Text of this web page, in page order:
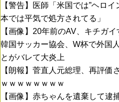
【警告】医師「米国では”ヘロ
本では平気で処方されてる」
【画像】20年前のAV、キチガ
韓国サッカー協会、W杯で外国
とがバレて大炎上
【朗報】菅直人元総理、再評価
ｗｗｗｗｗｗｗｗ
【画像】赤ちゃんを遺棄して逮